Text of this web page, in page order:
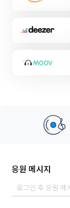
응원 메시지